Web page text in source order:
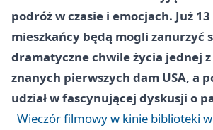
podróż w czasie i emocjach. Już
mieszkańcy będą mogli zanurzyć
dramatyczne chwile życia jednej
znanych pierwszych dam USA, a
udział w fascynującej dyskusji o
Wieczór filmowy w kinie biblioteki